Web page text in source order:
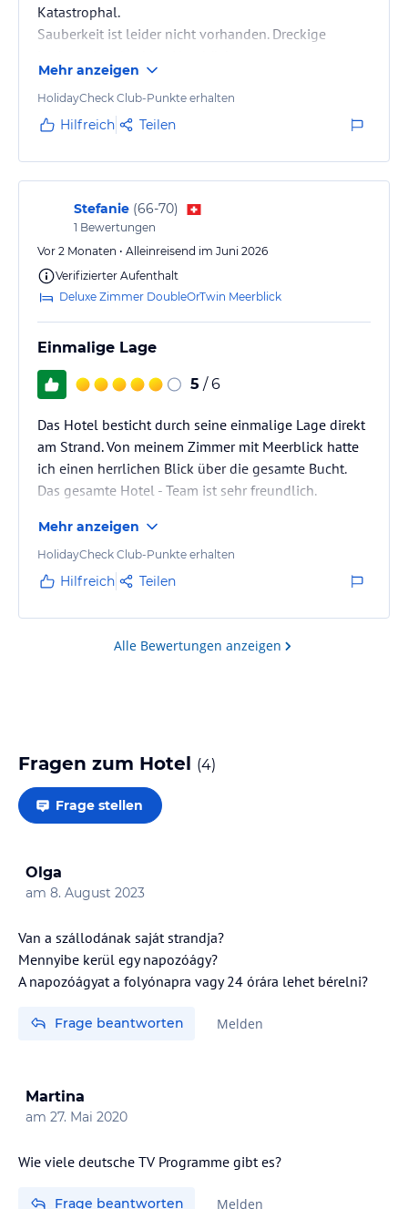
Katastrophal.
Sauberkeit ist leider nicht vorhanden. Dreckige
Mehr anzeigen
HolidayCheck Club-Punkte erhalten
Hilfreich Teilen
Stefanie (66-70)
1 Bewertungen
Vor 2 Monaten • Alleinreisend im Juni 2026
Verifizierter Aufenthalt
Deluxe Zimmer DoubleOrTwin Meerblick
Einmalige Lage
5 / 6
Das Hotel besticht durch seine einmalige Lage direkt
am Strand. Von meinem Zimmer mit Meerblick hatte
ich einen herrlichen Blick über die gesamte Bucht.
Das gesamte Hotel - Team ist sehr freundlich.
Mehr anzeigen
HolidayCheck Club-Punkte erhalten
Hilfreich Teilen
Alle Bewertungen anzeigen
Fragen zum Hotel (4)
Frage stellen
Olga
am 8. August 2023
Van a szállodának saját strandja?
Mennyibe kerül egy napozóágy?
A napozóágyat a folyónapra vagy 24 órára lehet bérelni?
Frage beantworten Melden
Martina
am 27. Mai 2020
Wie viele deutsche TV Programme gibt es?
Frage beantworten Melden